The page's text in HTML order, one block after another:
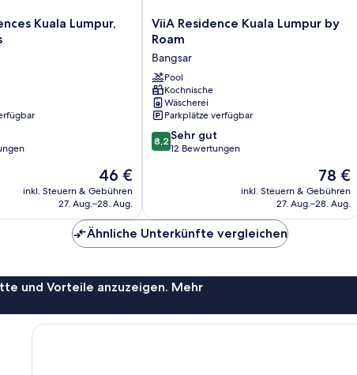
Kuala Lumpur,
Der
Preis
beträgt
46 €
inkl. Steuern & Gebühren
27. Aug.–28. Aug.
ViiA
Residence
Lumpur
by
Roam
Bangsar
ViiA Residence Kuala Lumpur by
Roam
Bangsar
Pool
Kochnische
Wäscherei
Parkplätze verfügbar
8.2
von
Bewertungen
8,2 Sehr gut
12 Bewertungen
Der
Preis
beträgt
78 €
inkl. Steuern & Gebühren
27. Aug.–28. Aug.
Ähnliche Unterkünfte vergleichen
und Vorteile anzuzeigen. Mehr